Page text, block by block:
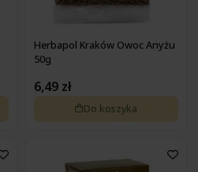
Herbapol Kraków Owoc Anyżu
50g
6,49 zł
Do koszyka